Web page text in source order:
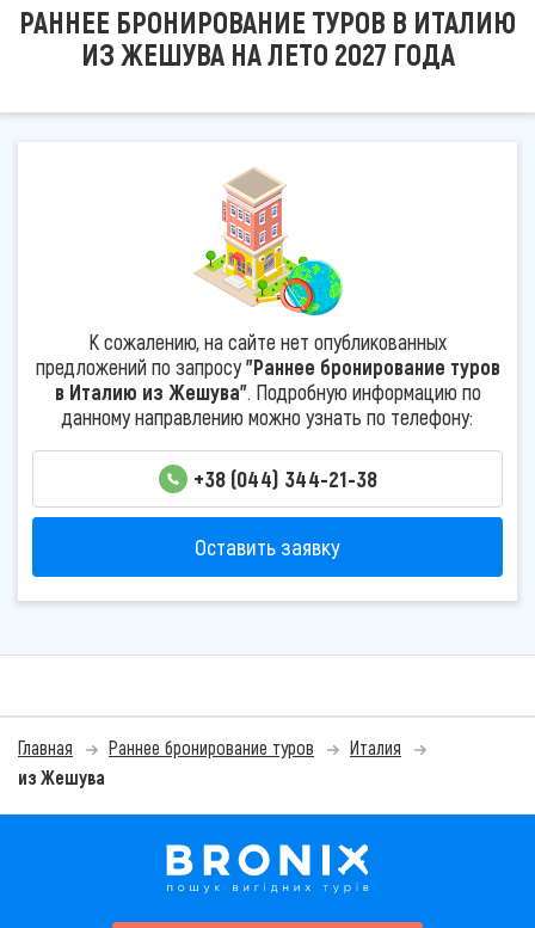
РАННЕЕ БРОНИРОВАНИЕ ТУРОВ В ИТАЛИЮ
ИЗ ЖЕШУВА НА ЛЕТО 2027 ГОДА
К сожалению, на сайте нет опубликованных
предложений по запросу"Раннее бронирование туров
в Италию из Жешува". Подробную информацию по
данному направлению можно узнать по телефону:
+38 (044) 344-21-38
Оставить заявку
Главная Раннее бронирование туров
Италия
из Жешува